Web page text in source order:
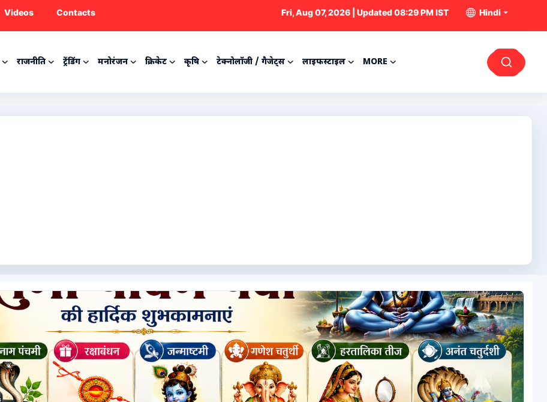
Videos Contacts Fri, Aug 07, 2026 | Updated 08:29 PM IST Hindi
राजनीति ट्रेंडिंग मनोरंजन क्रिकेट कृषि टेक्नोलॉजी / गैजेट्स लाइफस्टाइल MORE